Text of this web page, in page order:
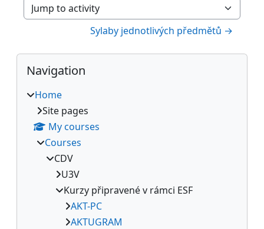
Jump to activity
Sylaby jednotlivých předmětů →
Blocks
Skip Navigation
Navigation
Home
Site pages
My courses
Courses
CDV
U3V
Kurzy připravené v rámci ESF
AKT-PC
AKTUGRAM